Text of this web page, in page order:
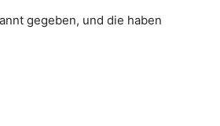
gegeben, und die haben